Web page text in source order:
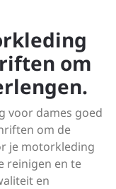
om
voor dames goed
om de
je motorkleding
reinigen en te
en